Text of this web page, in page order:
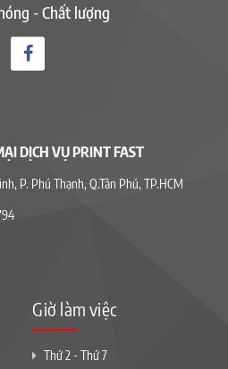
- Chất lượng
DỊCH VỤ PRINT FAST
P. Phú Thạnh, Q.Tân Phú, TP.HCM
Giờ làm việc
Thứ 2 - Thứ 7